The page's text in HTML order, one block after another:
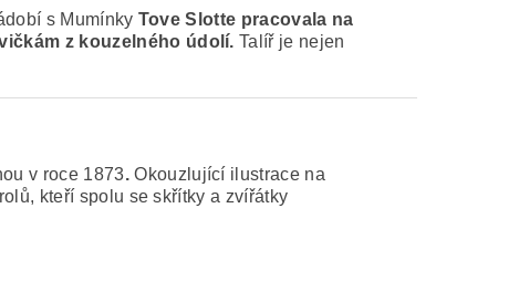
s Mumínky Tove Slotte pracovala na
z kouzelného údolí.Talíř je nejen
v roce 1873.Okouzlující ilustrace na
kteří spolu se skřítky a zvířátky